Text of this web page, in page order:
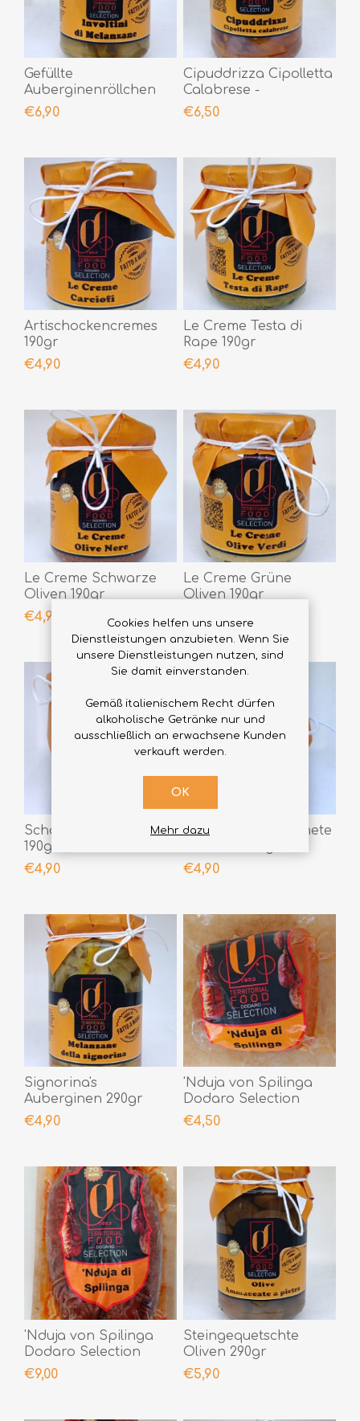
Gefüllte
Auberginenröllchen
290gr
€6,90
Cipuddrizza Cipolletta
Calabrese -
Lampascioni 290gr
€6,50
Artischockencremes
190gr
€4,90
Le Creme Testa di
Rape 190gr
€4,90
Le Creme Schwarze
Oliven 190gr
€4,90
Le Creme Grüne
Oliven 190gr
Scharfe Chili-Cremes
190gr
€4,90
Le Creme getrocknete
€4,90
Signorina's
Auberginen 290gr
€4,90
'Nduja von Spilinga
Dodaro Selection
200gr
€4,50
'Nduja von Spilinga
Dodaro Selection
400gr
€9,00
Steingequetschte
Oliven 290gr
€5,90
Cookies helfen uns unsere
Dienstleistungen anzubieten. Wenn Sie
unsere Dienstleistungen nutzen, sind
Sie damit einverstanden.
Gemäß italienischem Recht dürfen
alkoholische Getränke nur und
ausschließlich an erwachsene Kunden
verkauft werden.
OK
Mehr dazu